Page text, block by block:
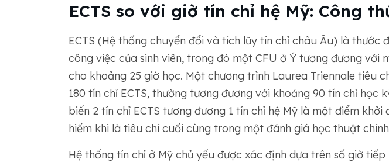
ECTS so với giờ tín chỉ hệ Mỹ: Công
ECTS (Hệ thống chuyển đổi và tích lũy tín chỉ châu Âu) là thước
công việc của sinh viên, trong đó một CFU ở Ý tương đương với
cho khoảng 25 giờ học. Một chương trình Laurea Triennale tiêu
180 tín chỉ ECTS, thường tương đương với khoảng 90 tín chỉ học
biến 2 tín chỉ ECTS tương đương 1 tín chỉ hệ Mỹ là một điểm khởi
hiếm khi là tiêu chí cuối cùng trong một đánh giá học thuật
Hệ thống tín chỉ ở Mỹ chủ yếu được xác định dựa trên số giờ